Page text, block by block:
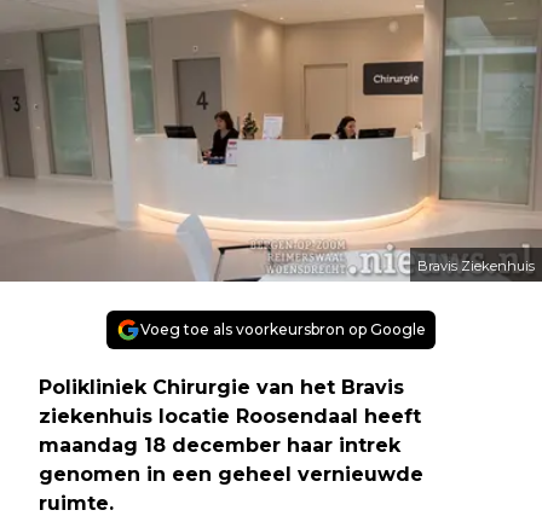
Bravis Ziekenhuis
Voeg toe als voorkeursbron op Google
Polikliniek Chirurgie van het Bravis
ziekenhuis locatie Roosendaal heeft
maandag 18 december haar intrek
genomen in een geheel vernieuwde
ruimte.